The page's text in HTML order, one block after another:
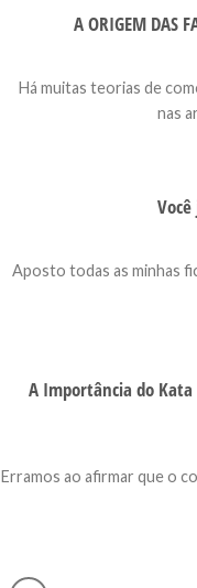
A ORIGEM DAS
Há muitas teorias de
nas
Aposto todas as minhas
A Importância do
Erramos ao afirmar que o